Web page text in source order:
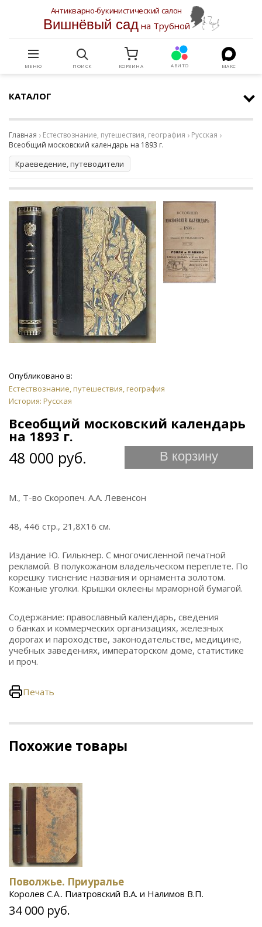
Антикварно-букинистический салон
Вишнёвый садна Трубной
МЕНЮ ПОИСК КОРЗИНА АВИТО МАКС
КАТАЛОГ
Главная Естествознание, путешествия, география
Русская
Всеобщий московский календарь на 1893 г.
Краеведение, путеводители
Опубликовано в:
Естествознание, путешествия, география
История: Русская
Всеобщий московский календарь
на 1893 г.
48 000 руб. В корзину
М., Т-во Скоропеч. А.А. Левенсон
48, 446 стр., 21,8Х16 см.
Издание Ю. Гилькнер. С многочисленной печатной
рекламой. В полукожаном владельческом переплете. По
корешку тиснение названия и орнамента золотом.
Кожаные уголки. Крышки оклеены мраморной бумагой.
Содержание: православный календарь, сведения
о банках и коммерческих организациях, железных
дорогах и пароходстве, законодательстве, медицине,
учебных заведениях, императорском доме, статистике
и проч.
Печать
Похожие товары
Поволжье. Приуралье
Королев С.А.. Пиатровский В.А. и Налимов В.П.
34 000 руб.